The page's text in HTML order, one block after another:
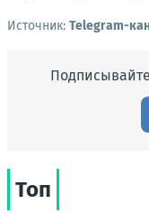
Источник: Telegram-
Топ